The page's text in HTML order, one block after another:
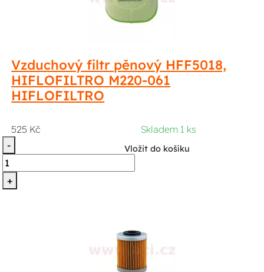
Vzduchový filtr pěnový HFF5018,
HIFLOFILTRO M220-061
HIFLOFILTRO
525 Kč
Skladem 1 ks
-
+
Vložit do košíku